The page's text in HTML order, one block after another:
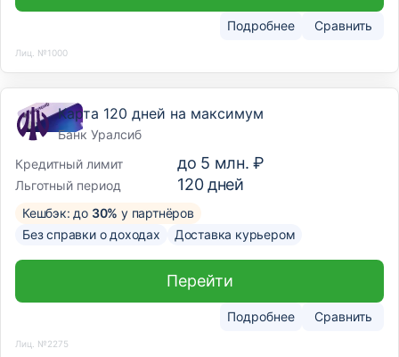
Подробнее Сравнить
Лиц. №1000
Карта 120 дней на максимум
Банк Уралсиб
Кредитный лимит
до 5 млн. ₽
Льготный период 120дней
Кешбэк: до 30% у партнёров
Без справки о доходах
Доставка курьером
Подробнее Сравнить
Перейти
Лиц. №2275